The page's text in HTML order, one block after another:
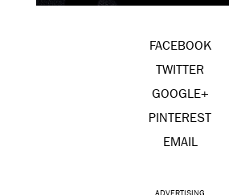
FACEBOOK
TWITTER
GOOGLE+
PINTEREST
EMAIL